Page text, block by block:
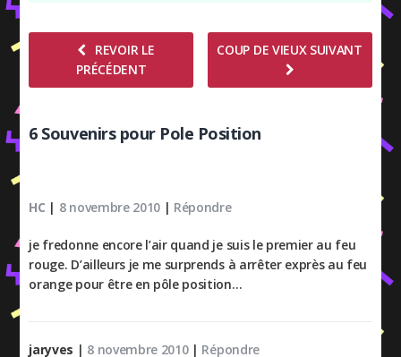
REVOIR LE
PRÉCÉDENT
COUP DE VIEUX SUIVANT
6 Souvenirs pour Pole Position
HC | 8 novembre 2010 | Répondre
je fredonne encore l’air quand je suis le premier au feu
rouge. D’ailleurs je me surprends à arrêter exprès au feu
orange pour être en pôle position…
jaryves | 8 novembre 2010| Répondre